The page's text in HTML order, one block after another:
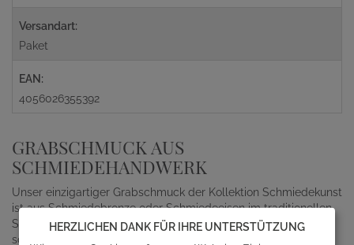
Versandart:
Paket
EAN:
4056026355392
GRABSCHMUCK AUS
SCHMIEDEHANDWERK
Unser einzigartiger Grabschmuck der Kollektion Schmiedekunst
ist aus Schmiedebronze oder Schmiedeeisen im traditionellen
Schmiedeverfahren hergestellt. Die Grablaternen, Grabvasen
sowie Grabschalen unterliegen höchsten Qualitätsstandards
HERZLICHEN DANK FÜR IHRE UNTERSTÜTZUNG